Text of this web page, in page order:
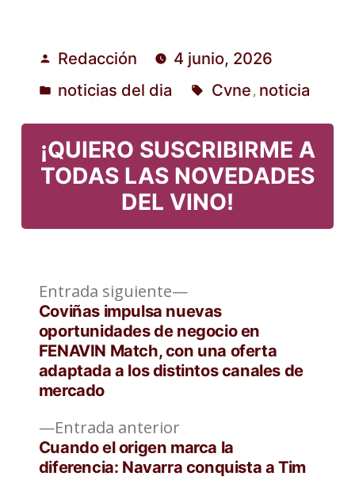
Publicado
por
Redacción 4 junio, 2026
Publicado
en
noticias del dia Cvne , noticia
¡QUIERO SUSCRIBIRME A
TODAS LAS NOVEDADES
DEL VINO!
Navegación
de
entradas
Entrada anteriorEntrada
anterior:
Cuando el origen marca la
diferencia: Navarra conquista a Tim
Entrada siguiente
Entrada
siguiente:
Coviñas impulsa nuevas
oportunidades de negocio en
FENAVIN Match, con una oferta
adaptada a los distintos canales de
mercado